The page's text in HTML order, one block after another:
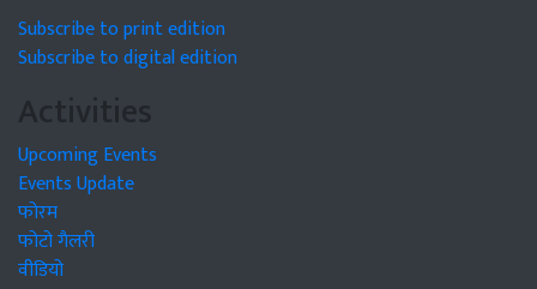
Subscribe to print edition
Subscribe to digital edition
Activities
Upcoming Events
Events Update
फोरम
फोटो गैलरी
वीडियो